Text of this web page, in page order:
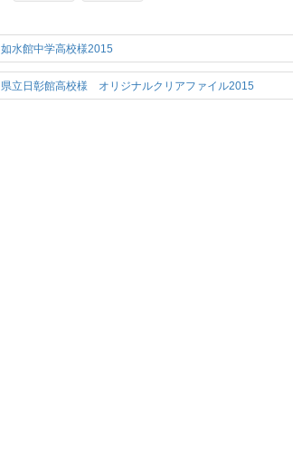
如水館中学高校様2015
県立日彰館高校様 オリジナルクリアファイル2015